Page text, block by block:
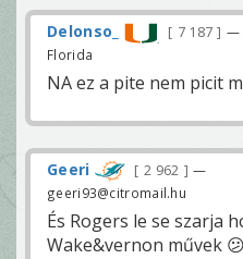
Delonso_ 7 187
—
Florida
NA ez a pite nem picit
Geeri 2 962
—
geeri93@citromail.hu
És Rogers le se szarja
Wake&vernon művek 😕